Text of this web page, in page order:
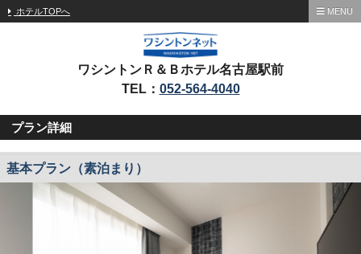
ホテルTOPへ MENU
ワシントンＲ＆Ｂホテル名古屋駅前
TEL： 052-564-4040
プラン詳細
基本プラン（素泊まり）